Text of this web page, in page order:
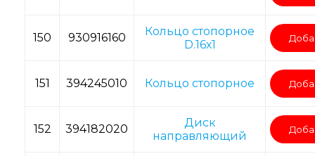
150 930916160
Кольцо стопорное
D.16х1
151 394245010 Кольцо стопорное
152 394182020
Диск
направляющий